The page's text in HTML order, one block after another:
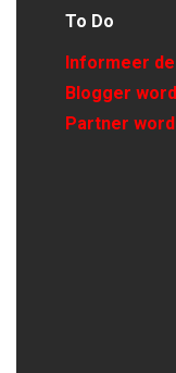
To Do
Informeer
Blogger
Partner